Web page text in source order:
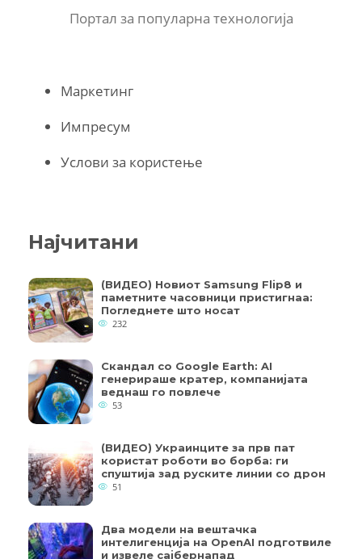
Портал за популарна технологија
Маркетинг
Импресум
Услови за користење
Најчитани
(ВИДЕО) Новиот Samsung Flip8 и
паметните часовници пристигнаа:
Погледнете што носат
232
Скандал со Google Earth: AI
генерираше кратер, компанијата
веднаш го повлече
53
(ВИДЕО) Украинците за прв пат
користат роботи во борба: ги
спуштија зад руските линии со дрон
51
Два модели на вештачка
интелигенција на OpenAI подготвиле
и извеле сајбернапад